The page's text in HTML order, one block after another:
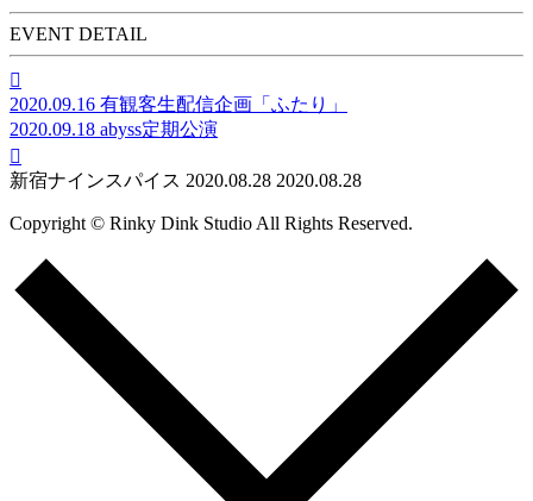
EVENT DETAIL

2020.09.16 有観客生配信企画「ふたり」
2020.09.18 abyss定期公演

新宿ナインスパイス 2020.08.28 2020.08.28
Copyright © Rinky Dink Studio All Rights Reserved.